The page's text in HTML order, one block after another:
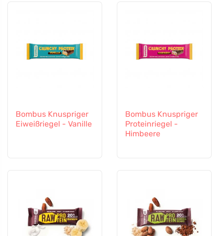
Bombus Knuspriger
Eiweißriegel - Vanille
Bombus Knuspriger
Proteinriegel -
Himbeere